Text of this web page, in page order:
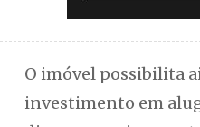
O imóvel possibilita
investimento em